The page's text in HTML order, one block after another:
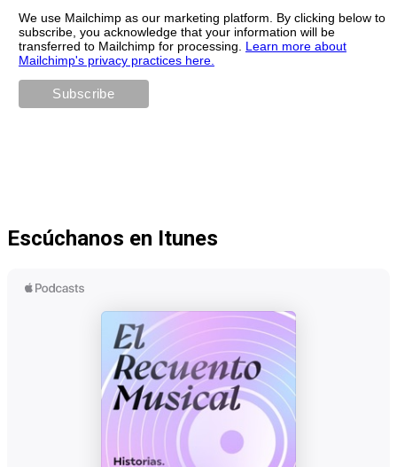
We use Mailchimp as our marketing platform. By clicking below to
subscribe, you acknowledge that your information will be
transferred to Mailchimp for processing. Learn more about
Mailchimp's privacy practices here.
Escúchanos en Itunes